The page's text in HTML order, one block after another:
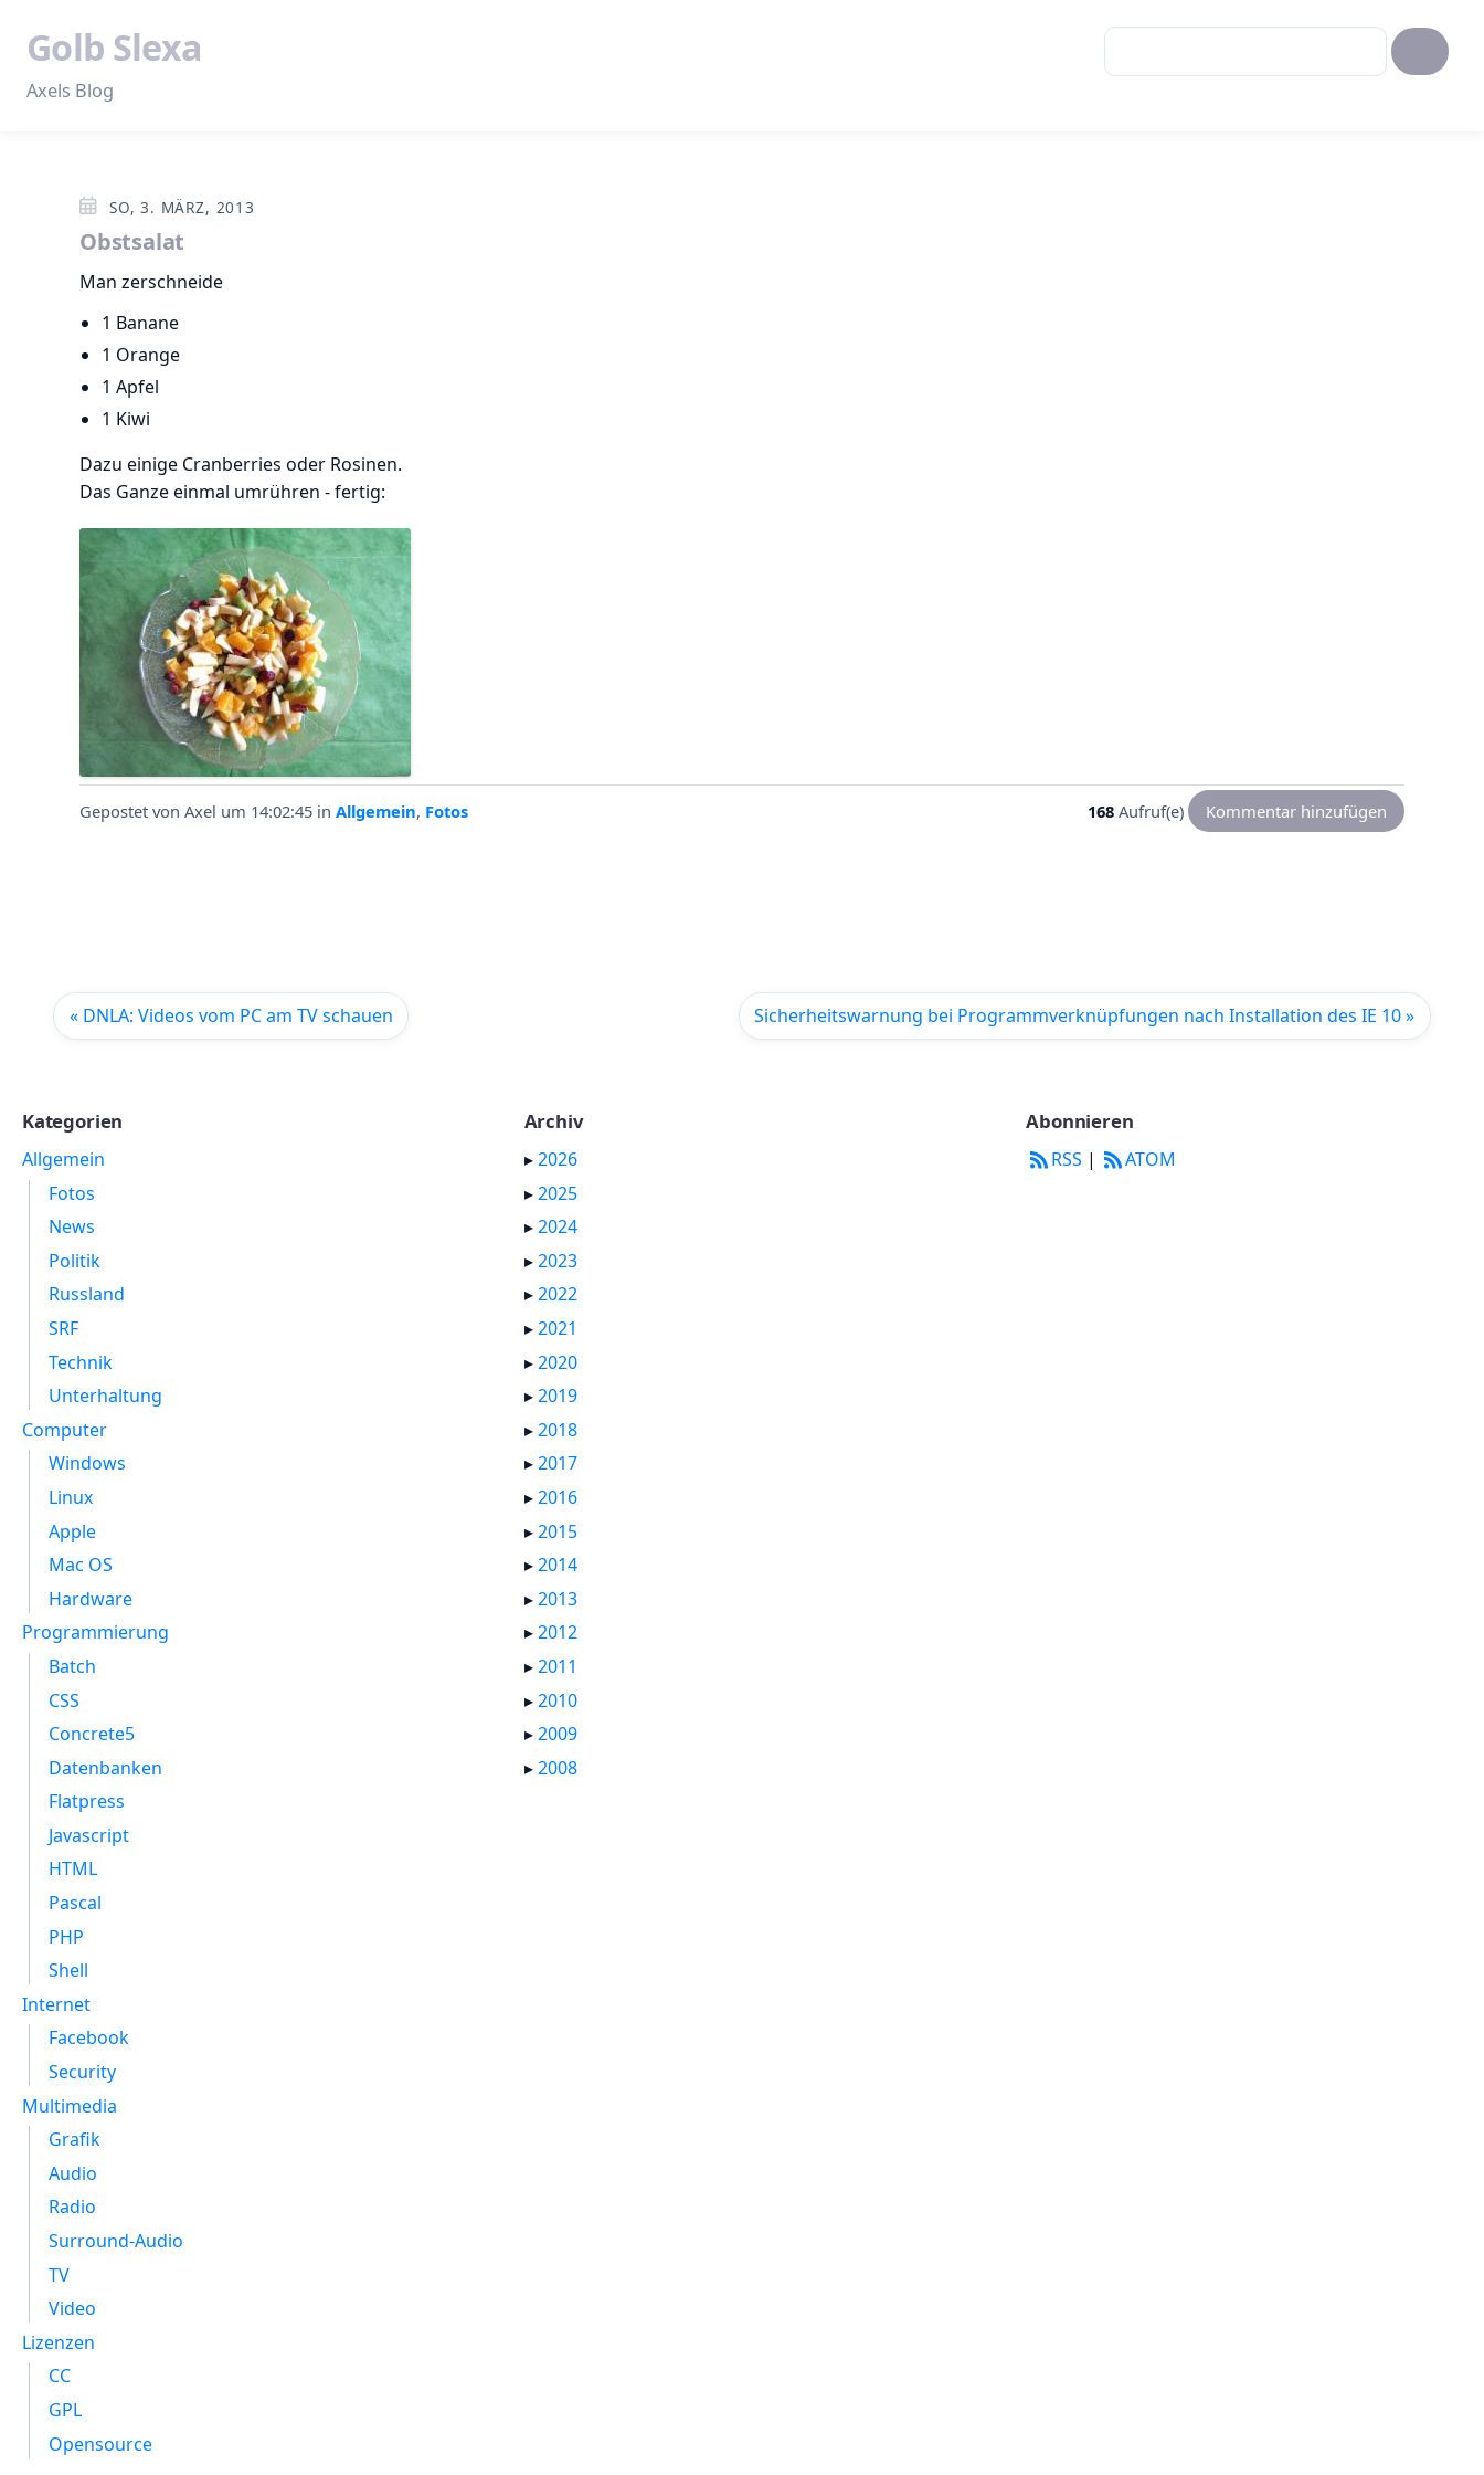
Golb Slexa
Axels Blog
SO, 3. MÄRZ, 2013
Obstsalat
Man zerschneide
1 Banane
1 Orange
1 Apfel
1 Kiwi
Dazu einige Cranberries oder Rosinen.
Das Ganze einmal umrühren - fertig:
Gepostet von Axel um 14:02:45 in Allgemein, Fotos 168 Aufruf(e) Kommentar hinzufügen
Sicherheitswarnung bei Programmverknüpfungen nach Installation des IE 10 »
« DNLA: Videos vom PC am TV schauen
Kategorien
Allgemein
Fotos
News
Politik
Russland
SRF
Technik
Unterhaltung
Computer
Windows
Linux
Apple
Mac OS
Hardware
Programmierung
Batch
CSS
Concrete5
Datenbanken
Flatpress
Javascript
HTML
Pascal
PHP
Shell
Internet
Facebook
Security
Multimedia
Grafik
Audio
Radio
Surround-Audio
TV
Video
Lizenzen
CC
GPL
Opensource
Archiv
▸2026
▸2025
▸2024
▸2023
▸2022
▸2021
▸2020
▸2019
▸2018
▸2017
▸2016
▸2015
▸2014
▸2013
▸2012
▸2011
▸2010
▸2009
▸2008
Abonnieren
RSS | ATOM